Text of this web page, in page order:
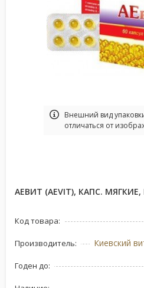
Bнешний вид
отличаться от
АЕВИТ (AEVIT), КАПС.
Код товара:
Производитель: Киевский
Годен до: